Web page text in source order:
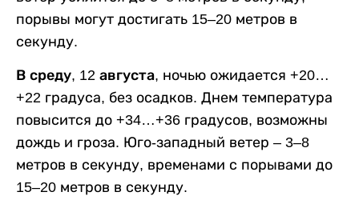
порывы могут достигать 15–20 метров в
секунду.
В среду, 12 августа, ночью ожидается +20…
+22 градуса, без осадков. Днем температура
повысится до +34…+36 градусов, возможны
дождь и гроза. Юго-западный ветер – 3–8
метров в секунду, временами с порывами до
15–20 метров в секунду.